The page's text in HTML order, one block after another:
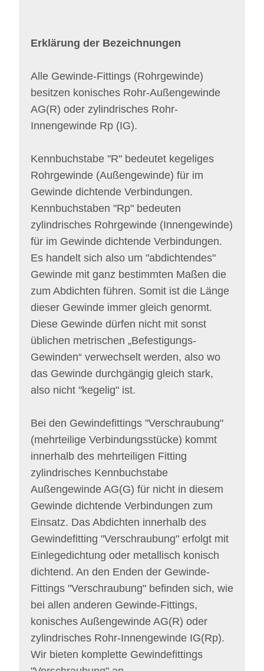
Erklärung der Bezeichnungen
Alle Gewinde-Fittings (Rohrgewinde)
besitzen konisches Rohr-Außengewinde
AG(R) oder zylindrisches Rohr-
Innengewinde Rp (IG).
Kennbuchstabe "R" bedeutet kegeliges
Rohrgewinde (Außengewinde) für im
Gewinde dichtende Verbindungen.
Kennbuchstaben "Rp" bedeuten
zylindrisches Rohrgewinde (Innengewinde)
für im Gewinde dichtende Verbindungen.
Es handelt sich also um "abdichtendes"
Gewinde mit ganz bestimmten Maßen die
zum Abdichten führen. Somit ist die Länge
dieser Gewinde immer gleich genormt.
Diese Gewinde dürfen nicht mit sonst
üblichen metrischen „Befestigungs-
Gewinden“ verwechselt werden, also wo
das Gewinde durchgängig gleich stark,
also nicht "kegelig" ist.
Bei den Gewindefittings "Verschraubung"
(mehrteilige Verbindungsstücke) kommt
innerhalb des mehrteiligen Fitting
zylindrisches Kennbuchstabe
Außengewinde AG(G) für nicht in diesem
Gewinde dichtende Verbindungen zum
Einsatz. Das Abdichten innerhalb des
Gewindefitting "Verschraubung" erfolgt mit
Einlegedichtung oder metallisch konisch
dichtend. An den Enden der Gewinde-
Fittings "Verschraubung" befinden sich, wie
bei allen anderen Gewinde-Fittings,
konisches Außengewinde AG(R) oder
zylindrisches Rohr-Innengewinde IG(Rp).
Wir bieten komplette Gewindefittings